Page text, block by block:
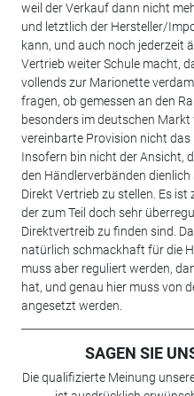
weil der Verkauf dann nicht
und letztlich der Hersteller/
kann, und auch noch jederzeit
Vertrieb weiter Schule macht,
vollends zur Marionette
fragen, ob gemessen an den
besonders im deutschen Markt
vereinbarte Provision nicht das
Insofern bin nicht der Ansicht,
den Händlerverbänden
Direkt Vertrieb zu stellen. Es
der zum Teil doch sehr
Direktvertreib zu finden sind.
natürlich schmackhaft für die
muss aber reguliert werden,
hat, und genau hier muss von
angesetzt werden.
SAGEN SIE
Die qualifizierte Meinung